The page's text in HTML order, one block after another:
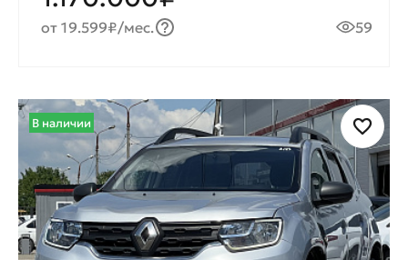
от 19.599₽/мес. 59
В наличии